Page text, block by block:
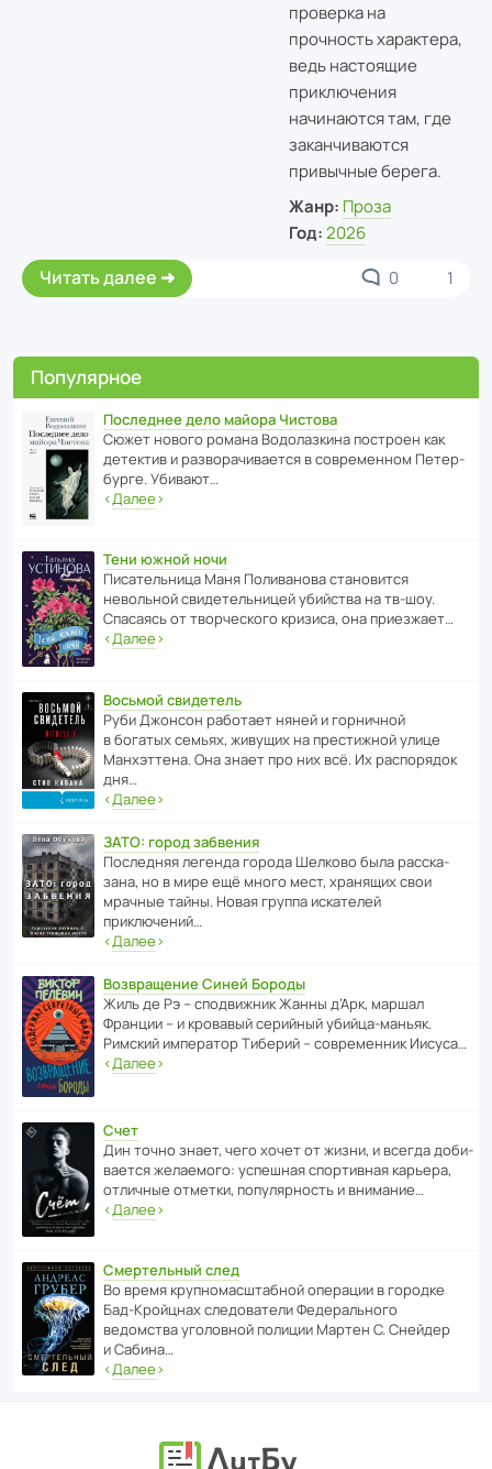
проверка на
прочность характера,
ведь настоящие
приключения
начинаются там, где
заканчиваются
привычные берега.
Жанр: Проза
Год: 2026
Читать далее 0 1
Популярное
Последнее дело майора Чистова
Сюжет нового романа Водо­ла­з­кина пост­роен как
дете­ктив и разво­ра­чи­ва­ется в совре­менном Пете­р­
бурге. Убивают…
‹Далее›
Тени южной ночи
Писа­тель­ница Маня Поли­ва­нова стано­вится
невольной свиде­тель­ницей убийства на тв-шоу.
Спасаясь от твор­че­с­кого кризиса, она приезжает…
‹Далее›
Восьмой свидетель
Руби Джонсон рабо­тает няней и горни­чной
в богатых семьях, живущих на прес­ти­жной улице
Манх­эт­тена. Она знает про них всё. Их распо­рядок
дня…
‹Далее›
ЗАТО: город забвения
После­дняя легенда города Шелково была расска­
зана, но в мире ещё много мест, хранящих свои
мрачные тайны. Новая группа иска­телей
приключений…
‹Далее›
Возвращение Синей Бороды
Жиль де Рэ – спод­ви­жник Жанны д’Арк, маршал
Франции – и кровавый серийный убийца-маньяк.
Римский импе­ратор Тиберий – совре­менник Иисуса…
‹Далее›
Счет
Дин точно знает, чего хочет от жизни, и всегда доби­
ва­ется жела­е­мого: успе­шная спор­ти­вная карьера,
отли­чные отметки, попу­ля­р­ность и внимание…
‹Далее›
Смертельный след
Во время круп­но­мас­ш­та­бной операции в городке
Бад‑Крой­цнах следо­ва­тели Феде­раль­ного
ведомства уголо­вной полиции Мартен С. Снейдер
и Сабина…
‹Далее›